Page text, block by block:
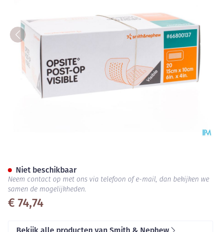
€ 74,74
Niet beschikbaar
Neem contact op met ons via telefoon of e-mail, dan bekijken we
samen de mogelijkheden.